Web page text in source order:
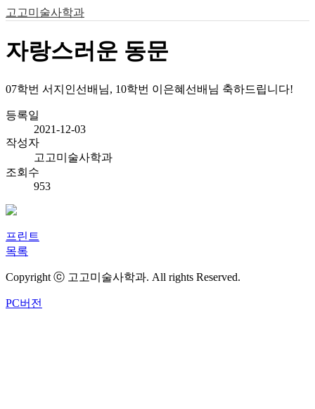
고고미술사학과
자랑스러운 동문
07학번 서지인선배님, 10학번 이은혜선배님 축하드립니다!
등록일
2021-12-03
작성자
고고미술사학과
조회수
953
프린트
목록
Copyright ⓒ 고고미술사학과. All rights Reserved.
PC버전